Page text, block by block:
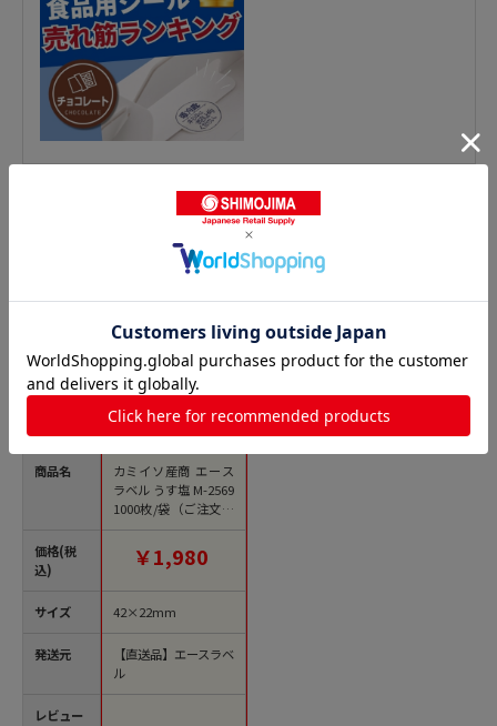
鮮魚シールの人気商品との比較
商品名
価格(税
込)
サイズ
発送元
レビュー
カミイソ産商 エース
ラベル うす塩 M-2569
1000枚/袋（ご注文単
位1袋）【直送品】
￥1,980
42×22mm
【直送品】エースラベ
ル